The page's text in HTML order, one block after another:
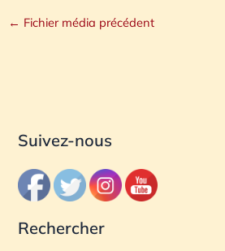
← Fichier média précédent
Suivez-nous
Rechercher